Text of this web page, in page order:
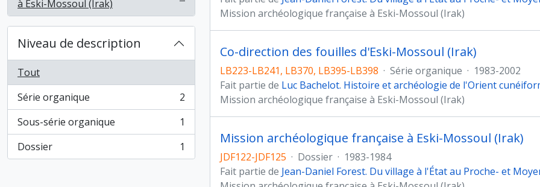
à Eski-Mossoul (Irak)
, 4 résultats
Niveau de description
Tout
Série organique
, 2 résultats
2
Sous-série organique
, 1 résultats
1
Dossier
, 1 résultats 1
Mission archéologique française à Eski-Mossoul (Irak)
Co-direction des fouilles d'Eski-Mossoul (Irak)
LB223-LB241, LB370, LB395-LB398 · Série organique · 1983-2002
Fait partie de Luc Bachelot. Histoire et archéologie de l'Orient
Mission archéologique française à Eski-Mossoul (Irak)
Mission archéologique française à Eski-Mossoul (Irak)
JDF122-JDF125 · Dossier · 1983-1984
Fait partie de Jean-Daniel Forest. Du village à l'État au Proche- et